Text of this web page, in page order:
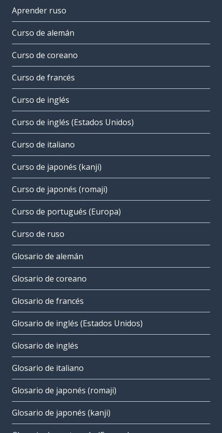
Aprender ruso
Curso de alemán
Curso de coreano
Curso de francés
Curso de inglés
Curso de inglés (Estados Unidos)
Curso de italiano
Curso de japonés (kanji)
Curso de japonés (romaji)
Curso de portugués (Europa)
Curso de ruso
Glosario de alemán
Glosario de coreano
Glosario de francés
Glosario de inglés (Estados Unidos)
Glosario de inglés
Glosario de italiano
Glosario de japonés (romaji)
Glosario de japonés (kanji)